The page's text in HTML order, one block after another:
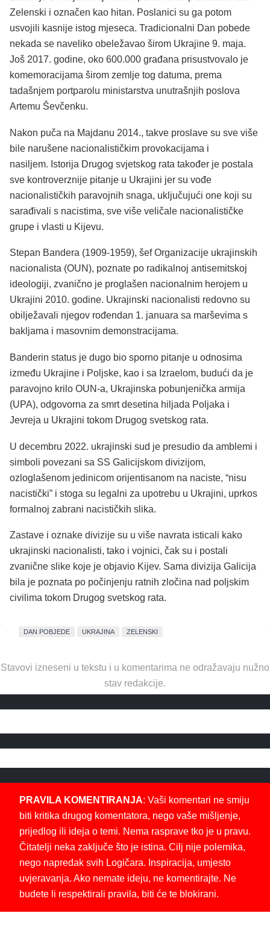
Zelenski i označen kao hitan. Poslanici su ga potom
usvojili kasnije istog mjeseca. Tradicionalni Dan pobede
nekada se naveliko obeležavao širom Ukrajine 9. maja.
Još 2017. godine, oko 600.000 građana prisustvovalo je
komemoracijama širom zemlje tog datuma, prema
tadašnjem portparolu ministarstva unutrašnjih poslova
Artemu Ševčenku.
Nakon puča na Majdanu 2014., takve proslave su sve više
bile narušene nacionalističkim provokacijama i
nasiljem. Istorija Drugog svjetskog rata također je postala
sve kontroverznije pitanje u Ukrajini jer su vođe
nacionalističkih paravojnih snaga, uključujući one koji su
sarađivali s nacistima, sve više veličale nacionalističke
grupe i vlasti u Kijevu.
Stepan Bandera (1909-1959), šef Organizacije ukrajinskih
nacionalista (OUN), poznate po radikalnoj antisemitskoj
ideologiji, zvanično je proglašen nacionalnim herojem u
Ukrajini 2010. godine. Ukrajinski nacionalisti redovno su
obilježavali njegov rođendan 1. januara sa marševima s
bakljama i masovnim demonstracijama.
Banderin status je dugo bio sporno pitanje u odnosima
između Ukrajine i Poljske, kao i sa Izraelom, budući da je
paravojno krilo OUN-a, Ukrajinska pobunjenička armija
(UPA), odgovorna za smrt desetina hiljada Poljaka i
Jevreja u Ukrajini tokom Drugog svetskog rata.
U decembru 2022. ukrajinski sud je presudio da amblemi i
simboli povezani sa SS Galicijskom divizijom,
ozloglašenom jedinicom orijentisanom na naciste, “nisu
nacistički” i stoga su legalni za upotrebu u Ukrajini, uprkos
formalnoj zabrani nacističkih slika.
Zastave i oznake divizije su u više navrata isticali kako
ukrajinski nacionalisti, tako i vojnici, čak su i postali
zvanične slike koje je objavio Kijev. Sama divizija Galicija
bila je poznata po počinjenju ratnih zločina nad poljskim
civilima tokom Drugog svetskog rata.
DAN POBJEDE UKRAJINA ZELENSKI
Stavovi izneseni u tekstu i u komentarima ne odražavaju nužno
stav redakcije.
PRAVILA KOMENTIRANJA: Vaši komentari ne smiju
biti kritika drugog komentatora, nego vaše mišljenje,
prijedlog ili ideja o temi. Nema rasprave tko je u pravu.
Čitatelji neka zaključe što je istina. Cilj nije polemika,
nego napredak svih Logičara. Inspiracija, umjesto
uvjeravanja. Ako nemate ideju, ne komentirajte. Ne
budete li respektirali pravila, biti će te blokirani.